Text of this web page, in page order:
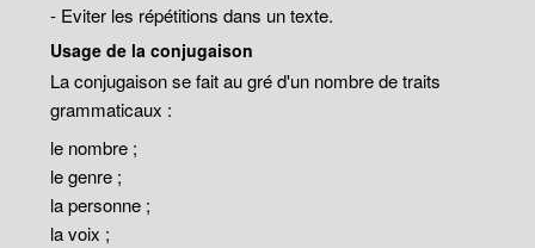
- Eviter les répétitions dans un texte.
Usage de la conjugaison
La conjugaison se fait au gré d'un nombre de traits
grammaticaux :
le nombre ;
le genre ;
la personne ;
la voix ;